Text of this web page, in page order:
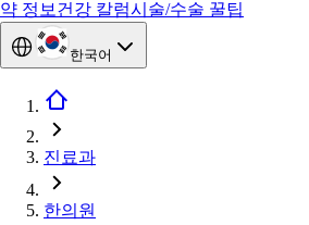
약 정보 건강 칼럼시술/수술 꿀팁
한국어
진료과
한의원